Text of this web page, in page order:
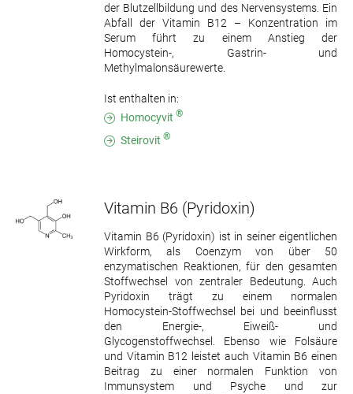
der Blutzellbildung und des Nervensystems. Ein
Abfall der Vitamin B12 – Konzentration im
Serum führt zu einem Anstieg der
Homocystein-, Gastrin- und
Methylmalonsäurewerte.
Ist enthalten in:
Homocyvit ®
Steirovit ®
Vitamin B6 (Pyridoxin)
Vitamin B6 (Pyridoxin) ist in seiner eigentlichen
Wirkform, als Coenzym von über 50
enzymatischen Reaktionen, für den gesamten
Stoffwechsel von zentraler Bedeutung. Auch
Pyridoxin trägt zu einem normalen
Homocystein-Stoffwechsel bei und beeinflusst
den Energie-, Eiweiß- und
Glycogenstoffwechsel. Ebenso wie Folsäure
und Vitamin B12 leistet auch Vitamin B6 einen
Beitrag zu einer normalen Funktion von
Immunsystem und Psyche und zur